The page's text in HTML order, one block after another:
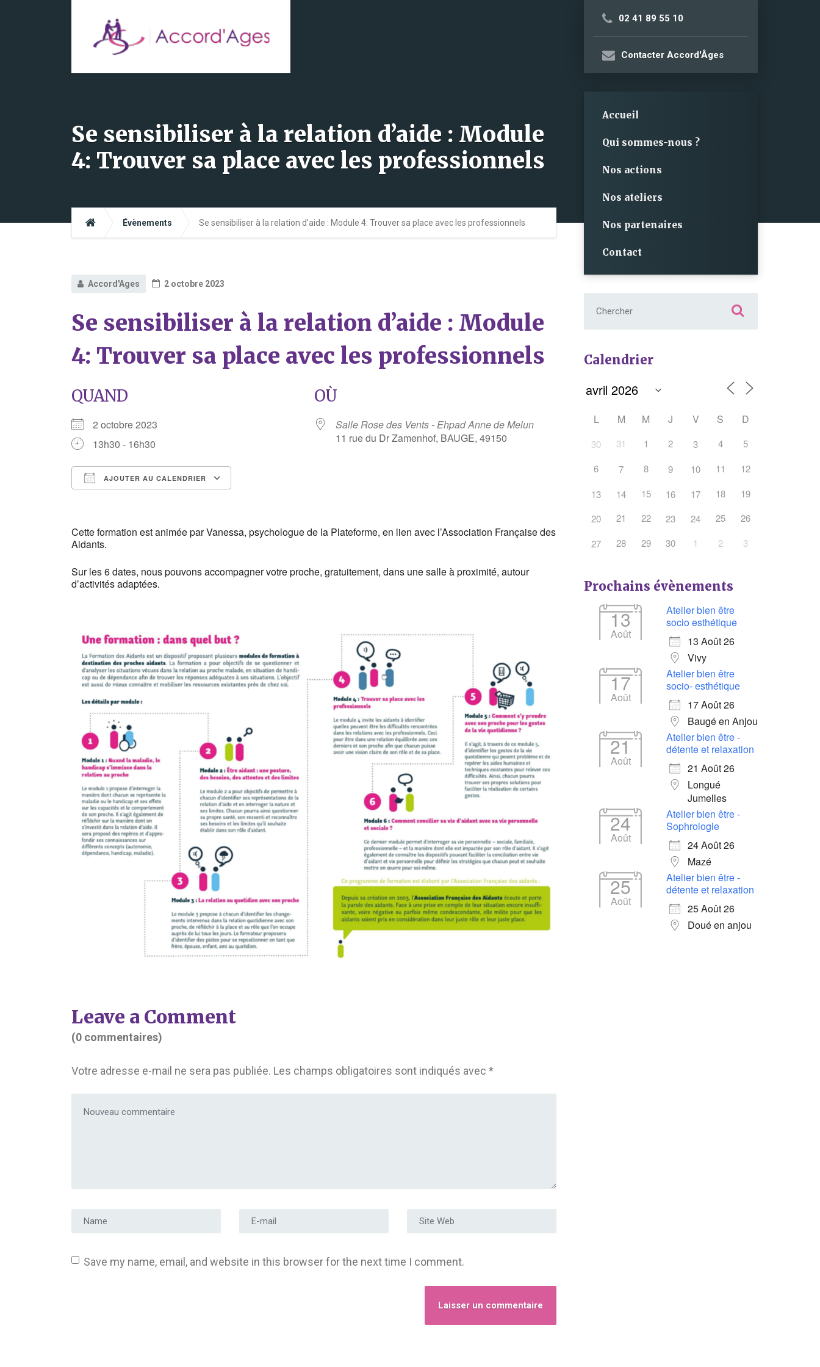
Se sensibiliser à la relation d’aide : Module
4: Trouver sa place avec les professionnels
Évènements Se sensibiliser à la relation d’aide : Module 4: Trouver sa place avec les professionnels
Accord'Ages 2 octobre 2023
Se sensibiliser à la relation d’aide : Module
4: Trouver sa place avec les professionnels
QUAND
2 octobre 2023
13h30 - 16h30
AJOUTER AU CALENDRIER
Outlook Live
OÙ
Salle Rose des Vents - Ehpad Anne de Melun
11 rue du Dr Zamenhof, BAUGE, 49150
Cette formation est animée par Vanessa, psychologue de la Plateforme, en lien avec l’Association Française des
Aidants.
Sur les 6 dates, nous pouvons accompagner votre proche, gratuitement, dans une salle à proximité, autour
d’activités adaptées.
Leave a Comment
(0 commentaires)
Votre adresse e-mail ne sera pas publiée. Les champs obligatoires sont indiqués avec *
Prénom et nom Adresse e-mail Site Web
Save my name, email, and website in this browser for the next time I comment.
02 41 89 55 10
Contacter Accord'Âges
Accueil
Qui sommes-nous ?
Nos actions
Nos ateliers
Nos partenaires
Contact
Calendrier
L M M J V S D
30 31 1 2 3 4
5
6
7 8 9 10 11
12
13
14 15 16 17 18
19
20
21 22 23 24 25
26
27
28 29 30 1 2 3
Prochains évènements
13
Août
Atelier bien être
socio esthétique
13 Août 26
Vivy
17
Août
Atelier bien être
socio- esthétique
17 Août 26
Baugé en Anjou
21
Août
Atelier bien être -
détente et relaxation
21 Août 26
Longué
Jumelles
24
Août
Atelier bien être -
Sophrologie
24 Août 26
Mazé
25
Août
Atelier bien être -
détente et relaxation
25 Août 26
Doué en anjou